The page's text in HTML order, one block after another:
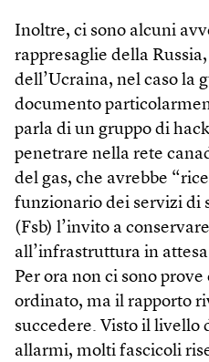
Inoltre, ci sono alcuni
rappresaglie della
dell’Ucraina, nel caso la
documento
parla di un gruppo di
penetrare nella rete
del gas, che avrebbe
funzionario dei servizi di
(Fsb) l’invito a
all’infrastruttura in
Per ora non ci sono prove
ordinato, ma il rapporto
succedere. Visto il livello
allarmi, molti fascicoli